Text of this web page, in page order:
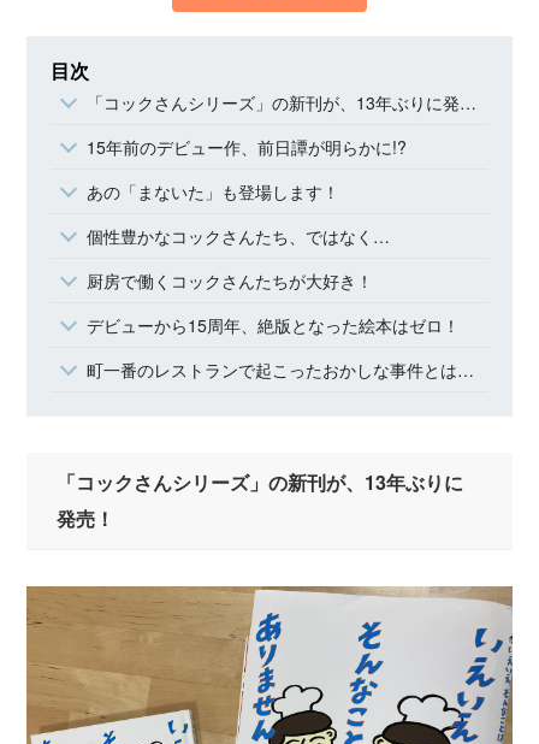
目次
「コックさんシリーズ」の新刊が、13年ぶりに発売！
15年前のデビュー作、前日譚が明らかに!?
あの「まないた」も登場します！
個性豊かなコックさんたち、ではなく…
厨房で働くコックさんたちが大好き！
デビューから15周年、絶版となった絵本はゼロ！
町一番のレストランで起こったおかしな事件とは……!?
「コックさんシリーズ」の新刊が、13年ぶりに
発売！